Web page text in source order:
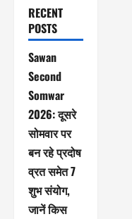
RECENT
POSTS
Sawan
Second
Somwar
2026: दूसरे
सोमवार पर
बन रहे प्रदोष
व्रत समेत 7
शुभ संयोग,
जानें किस